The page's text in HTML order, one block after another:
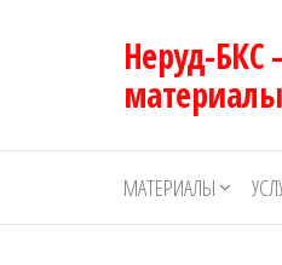
Неруд-
материалы
МАТЕРИАЛЫ